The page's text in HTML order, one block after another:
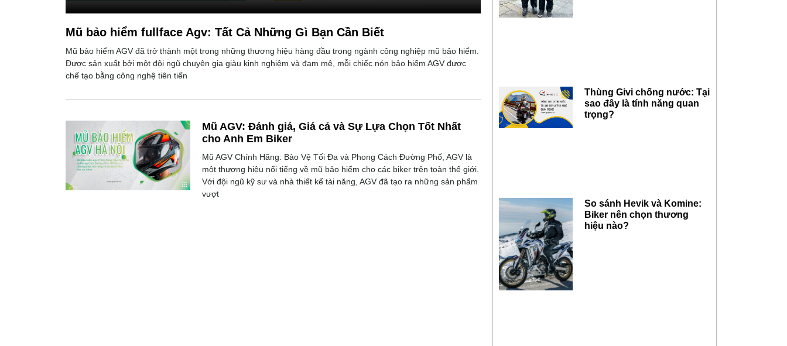
Mũ bảo hiểm fullface Agv: Tất Cả Những Gì Bạn Cần Biết
Mũ bảo hiểm AGV đã trở thành một trong những thương hiệu hàng đầu trong ngành công nghiệp mũ bảo hiểm.
Được sản xuất bởi một đội ngũ chuyên gia giàu kinh nghiệm và đam mê, mỗi chiếc nón bảo hiểm AGV được
chế tạo bằng công nghệ tiên tiến
Mũ AGV: Đánh giá, Giá cả và Sự Lựa Chọn Tốt Nhất
cho Anh Em Biker
Mũ AGV Chính Hãng: Bảo Vệ Tối Đa và Phong Cách Đường Phố, AGV là
một thương hiệu nổi tiếng về mũ bảo hiểm cho các biker trên toàn thế giới.
Với đội ngũ kỹ sư và nhà thiết kế tài năng, AGV đã tạo ra những sản phẩm
vượt
Thùng Givi chống nước: Tại
sao đây là tính năng quan
trọng?
So sánh Hevik và Komine:
Biker nên chọn thương
hiệu nào?